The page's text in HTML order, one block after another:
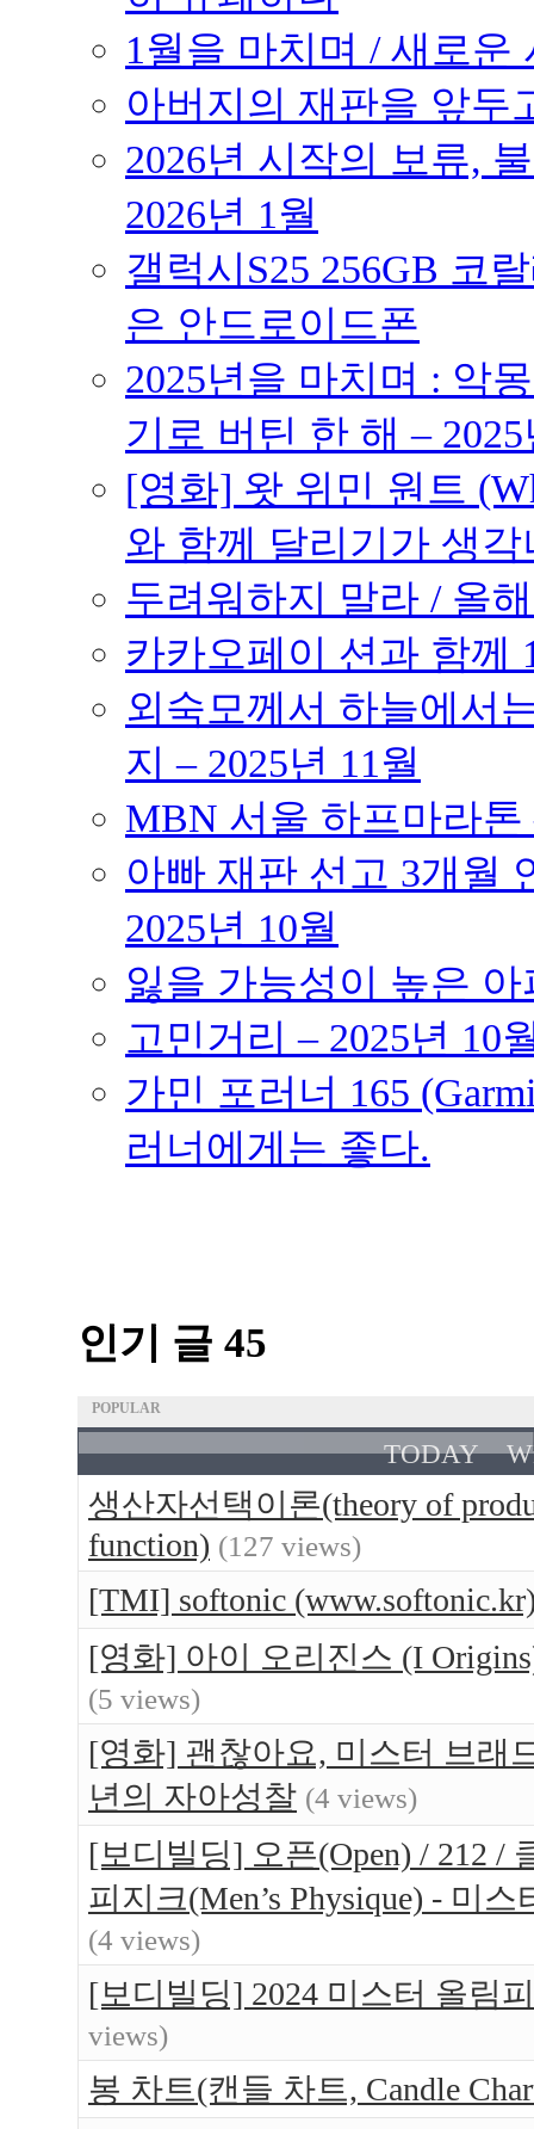
1월을 마치며 / 새로운
아버지의 재판을 앞두
2026년 시작의 보류,
2026년 1월
갤럭시S25 256GB 코
은 안드로이드폰
2025년을 마치며 : 악
기로 버틴 한 해 –
[영화] 왓 위민 원트
와 함께 달리기가 생각
두려워하지 말라 / 올
카카오페이 션과 함께
외숙모께서 하늘에서
지 – 2025년 11월
MBN 서울 하프마라톤
아빠 재판 선고 3개월
2025년 10월
잃을 가능성이 높은
고민거리 – 2025년 10
가민 포러너 165
러너에게는 좋다.
인기 글 45
POPULAR
TODAY
생산자선택이론(theory of
function) (127 views)
[TMI] softonic
[영화] 아이 오리진스 (I
(5 views)
[영화] 괜찮아요, 미스터 브래
년의 자아성찰 (4 views)
[보디빌딩] 오픈(Open) / 212 /
피지크(Men’s Physique) - 미
(4 views)
[보디빌딩] 2024 미스터 올림
views)
봉 차트(캔들 차트, Candle